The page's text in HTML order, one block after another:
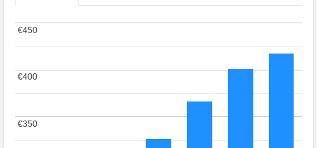
€350
€350
€400
€400
€450
€450